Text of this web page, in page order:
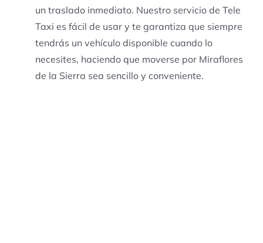
un traslado inmediato. Nuestro servicio de Tele
Taxi es fácil de usar y te garantiza que siempre
tendrás un vehículo disponible cuando lo
necesites, haciendo que moverse por Miraflores
de la Sierra sea sencillo y conveniente.